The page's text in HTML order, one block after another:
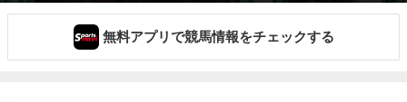
無料アプリで競馬情報をチェックする